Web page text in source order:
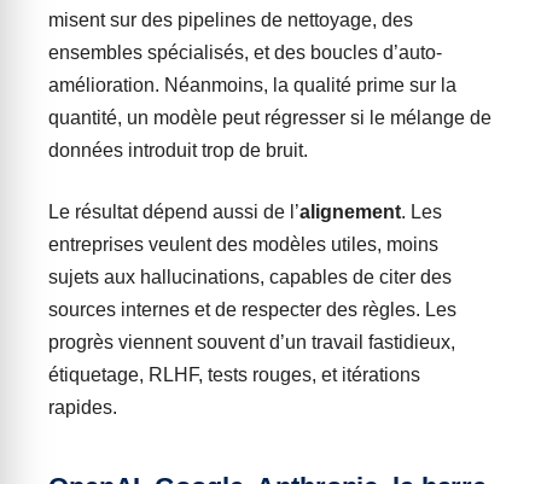
misent sur des pipelines de nettoyage, des
ensembles spécialisés, et des boucles d’auto-
amélioration. Néanmoins, la qualité prime sur la
quantité, un modèle peut régresser si le mélange de
données introduit trop de bruit.
Le résultat dépend aussi de l’alignement. Les
entreprises veulent des modèles utiles, moins
sujets aux hallucinations, capables de citer des
sources internes et de respecter des règles. Les
progrès viennent souvent d’un travail fastidieux,
étiquetage, RLHF, tests rouges, et itérations
rapides.